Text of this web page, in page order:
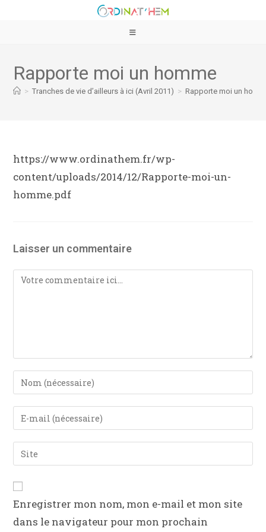
Rapporte moi un homme
> Tranches de vie d’ailleurs à ici (Avril 2011) > Rapporte moi un
https://www.ordinathem.fr/wp-
content/uploads/2014/12/Rapporte-moi-un-
homme.pdf
Laisser un commentaire
Enregistrer mon nom, mon e-mail et mon site
dans le navigateur pour mon prochain